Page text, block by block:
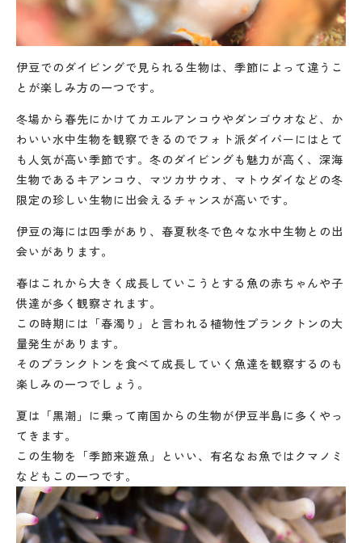
伊豆でのダイビングで見られる生物は、季節によって違うこ
とが楽しみ方の一つです。
冬場から春先にかけてカエルアンコウやダンゴウオなど、か
わいい水中生物を観察できるのでフォト派ダイバーにはとて
も人気が高い季節です。冬のダイビングも魅力が高く、深海
生物であるキアンコウ、マツカサウオ、マトウダイなどの冬
限定の珍しい生物に出会えるチャンスが高いです。
伊豆の海には四季があり、春夏秋冬で色々な水中生物との出
会いがあります。
春はこれから大きく成長していこうとする魚の赤ちゃんや子
供達が多く観察されます。
この時期には「春濁り」と言われる植物性プランクトンの大
量発生があります。
そのプランクトンを食べて成長していく魚達を観察するのも
楽しみの一つでしょう。
夏は「黒潮」に乗って南国からの生物が伊豆半島に多くやっ
てきます。
この生物を「季節来遊魚」といい、有名なお魚ではクマノミ
などもこの一つです。